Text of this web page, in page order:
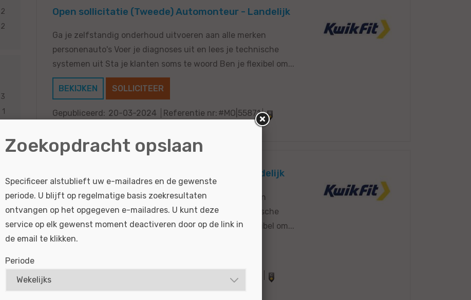
Open sollicitatie (Tweede) Automonteur - Landelijk
Ga je zelfstandig onderhoud uitvoeren aan alle merken
personenauto's Voer je diagnoses uit en lees je technische
systemen uit Sta je klanten soms te woord Ben je flexibel om...
BEKIJKEN SOLLICITEER
Gepubliceerd: 20-03-2024 Referentie nr: #MO|55871
Open sollicitatie (Eerste) Automonteur - Landelijk
Ga je zelfstandig onderhoud uitvoeren aan alle merken
personenauto's Voer je diagnoses uit en lees je technische
systemen uit Sta je klanten soms te woord Ben je flexibel om...
2
2
3
1
Zoekopdracht opslaan
Specificeer alstublieft uw e-mailadres en de gewenste
periode. U blijft op regelmatige basis zoekresultaten
ontvangen op het opgegeven e-mailadres. U kunt deze
service op elk gewenst moment deactiveren door op de link in
de email te klikken.
Periode